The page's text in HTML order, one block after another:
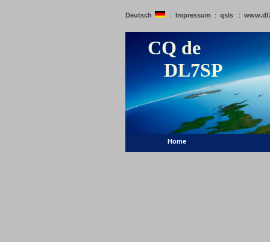
Deutsch : Impressum : qsls :
CQ de
DL7SP
Home